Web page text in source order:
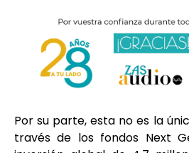
Por su parte, esta no es la
través de los fondos Next